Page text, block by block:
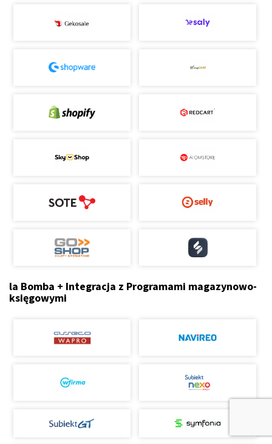
la Bomba + Integracja z Programami magazynowo-
księgowymi